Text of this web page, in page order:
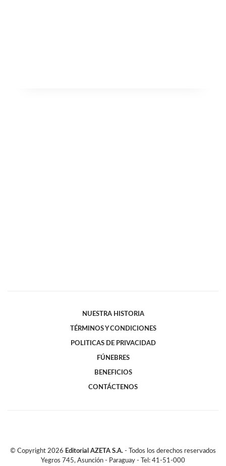
NUESTRA HISTORIA
TÉRMINOS Y CONDICIONES
POLITICAS DE PRIVACIDAD
FÚNEBRES
BENEFICIOS
CONTÁCTENOS
© Copyright 2026 Editorial AZETA S.A. - Todos los derechos reservados
Yegros 745, Asunción - Paraguay - Tel: 41-51-000